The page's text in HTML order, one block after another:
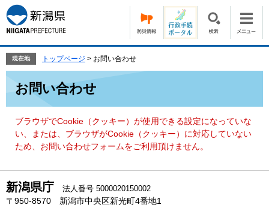
ー
ジ
の
頭
す。
ニ
ュ
ー
飛
て
現在地 トップページ > お問い合わせ
お問い合わせ
ブラウザでCookie（クッキー）が使用できる設定になっていな
い、または、ブラウザがCookie（クッキー）に対応していない
ため、お問い合わせフォームをご利用頂けません。
新潟県庁 法人番号 5000020150002
〒950-8570 新潟市中央区新光町4番地1